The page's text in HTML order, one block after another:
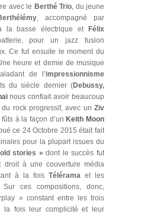
avec le Berthé Trio, du jeune
, accompagné par
basse électrique et
Félix
pour un jazz fusion
Ce fut ensuite le moment du
heure et demie de musique
de l’impressionnisme
du siècle dernier (Debussy,
nous confiait avoir beaucoup
rock progressif, avec un Ziv
à la façon d’un Keith Moon
ce 24 Octobre 2015 était fait
pour la plupart issues du
stories » dont le succès fut
droit à une couverture média
à la fois Télérama et les
ces compositions, donc,
» constant entre les trois
la fois leur complicité et leur